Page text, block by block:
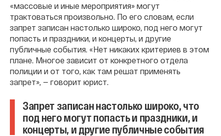
«массовые и иные мероприятия» могут
трактоваться произвольно. По его словам, если
запрет записан настолько широко, под него могут
попасть и праздники, и концерты, и другие
публичные события. «Нет никаких критериев в этом
плане. Многое зависит от конкретного отдела
полиции и от того, как там решат применять
запрет», — говорит юрист.
Запрет записан настолько широко, что
под него могут попасть и праздники, и
концерты, и другие публичные события